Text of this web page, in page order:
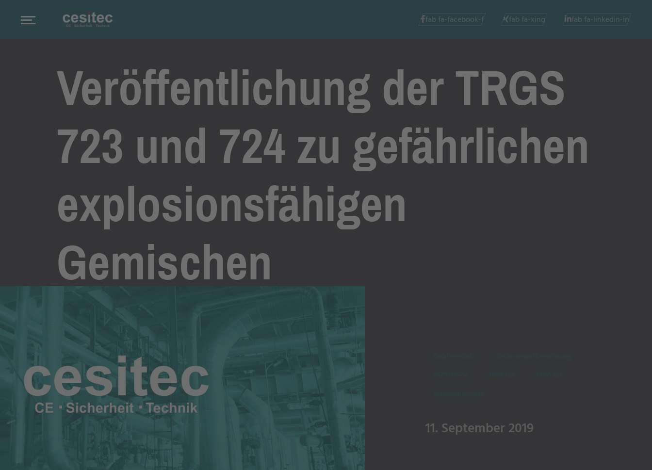
fab fa-facebook-f fab fa-xing fab fa-linkedin-in
Veröffentlichung der TRGS
723 und 724 zu gefährlichen
explosionsfähigen
Gemischen
11. September 2019